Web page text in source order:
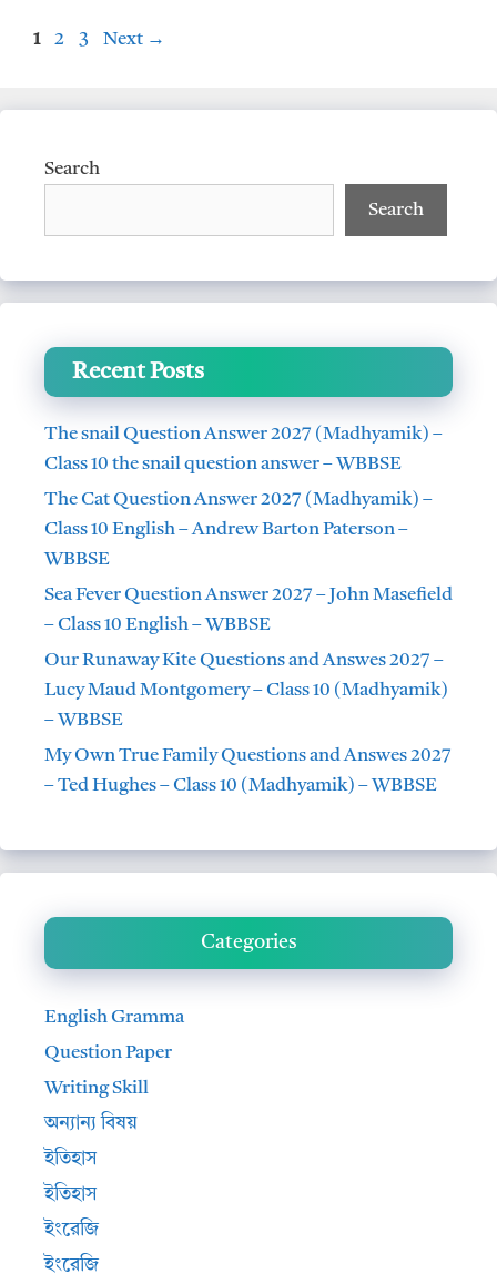
p
k
Page
1 Page
2 Page
3 Next →
Search
Search
Recent Posts
The snail Question Answer 2027 (Madhyamik) –
Class 10 the snail question answer – WBBSE
The Cat Question Answer 2027 (Madhyamik) –
Class 10 English – Andrew Barton Paterson –
WBBSE
Sea Fever Question Answer 2027 – John Masefield
– Class 10 English – WBBSE
Our Runaway Kite Questions and Answes 2027 –
Lucy Maud Montgomery – Class 10 (Madhyamik)
– WBBSE
My Own True Family Questions and Answes 2027
– Ted Hughes – Class 10 (Madhyamik) – WBBSE
Categories
English Gramma
Question Paper
Writing Skill
অন্যান্য বিষয়
ইতিহাস
ইতিহাস
ইংরেজি
ইংরেজি